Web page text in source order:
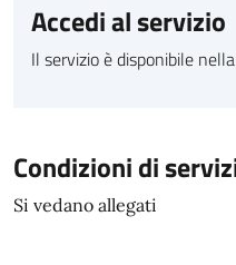
Accedi al servizio
Il servizio è disponibile
Condizioni di
Si vedano allegati